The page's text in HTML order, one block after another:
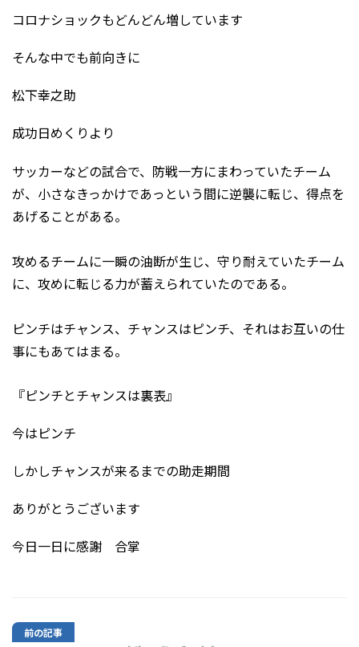
コロナショックもどんどん増しています
そんな中でも前向きに
松下幸之助
成功日めくりより
サッカーなどの試合で、防戦一方にまわっていたチーム
が、小さなきっかけであっという間に逆襲に転じ、得点を
あげることがある。
攻めるチームに一瞬の油断が生じ、守り耐えていたチーム
に、攻めに転じる力が蓄えられていたのである。
ピンチはチャンス、チャンスはピンチ、それはお互いの仕
事にもあてはまる。
『ピンチとチャンスは裏表』
今はピンチ
しかしチャンスが来るまでの助走期間
ありがとうございます
今日一日に感謝 合掌
前の記事